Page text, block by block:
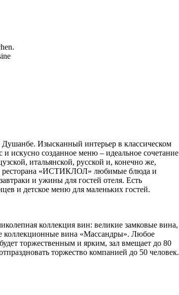
Изысканный интерьер в классическом
и искусно созданное меню – идеальное сочетание
итальянской, русской и, конечно же,
ресторана «ИСТИКЛОЛ» любимые блюда и
и ужины для гостей отеля. Есть
и детское меню для маленьких гостей.
коллекция вин: великие замковые вина,
коллекционные вина «Массандры». Любое
торжественным и ярким, зал вмещает до 80
торжество компанией до 50 человек.